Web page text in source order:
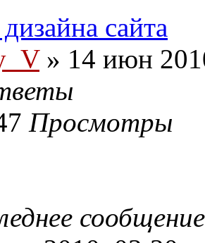
сайта
» 14 июн
Просмотры